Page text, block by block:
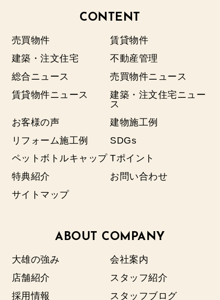
CONTENT
売買物件
賃貸物件
建築・注文住宅
不動産管理
総合ニュース
売買物件ニュース
賃貸物件ニュース
建築・注文住宅ニュー
ス
お客様の声
建物施工例
リフォーム施工例
SDGs
ペットボトルキャップ Tポイント
特典紹介
お問い合わせ
サイトマップ
ABOUT COMPANY
大雄の強み
会社案内
店舗紹介
スタッフ紹介
採用情報
スタッフブログ